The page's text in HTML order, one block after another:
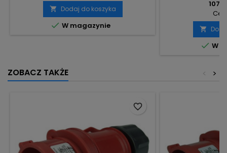
 Dodaj do koszyka
 W magazynie 
 W
ZOBACZ TAKŻE >
<
favorite_border